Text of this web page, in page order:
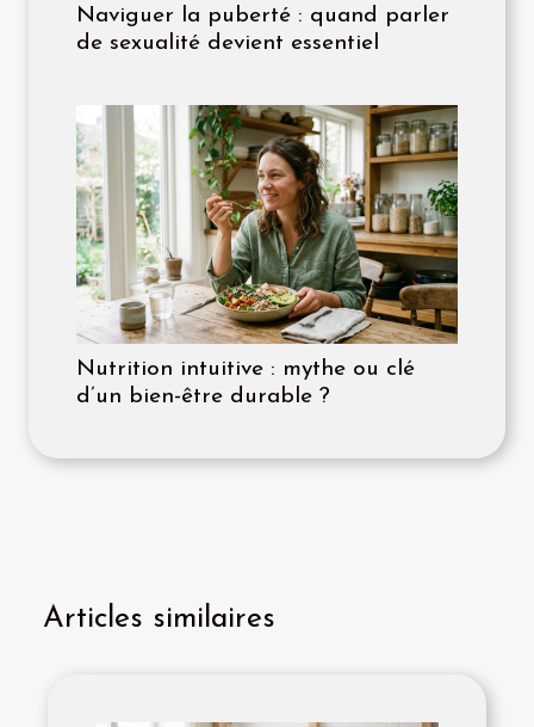
Naviguer la puberté : quand parler
de sexualité devient essentiel
Nutrition intuitive : mythe ou clé
d’un bien-être durable ?
Articles similaires